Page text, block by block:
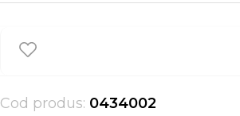
Cod produs: 0434002